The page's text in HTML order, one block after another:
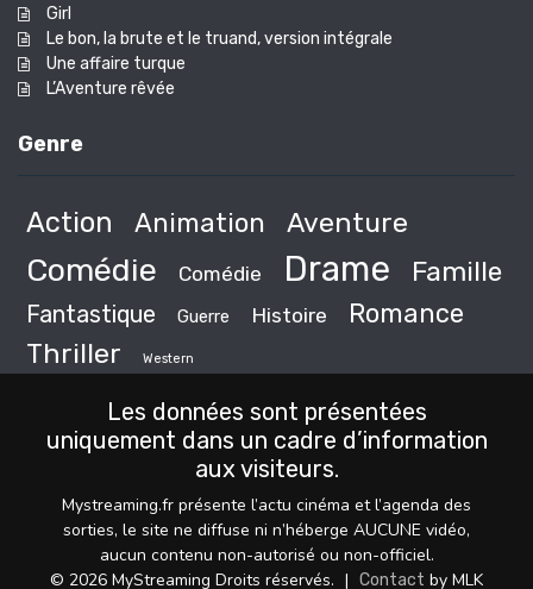
Girl
Le bon, la brute et le truand, version intégrale
Une affaire turque
L’Aventure rêvée
Genre
Action Animation Aventure
Comédie Comédie Drame Famille
Fantastique Guerre Histoire Romance
Thriller Western
Les données sont présentées
uniquement dans un cadre d’information
aux visiteurs.
Mystreaming.fr présente l’actu cinéma et l’agenda des
sorties, le site ne diffuse ni n’héberge AUCUNE vidéo,
aucun contenu non-autorisé ou non-officiel.
© 2026 MyStreaming Droits réservés. | Contact by MLK